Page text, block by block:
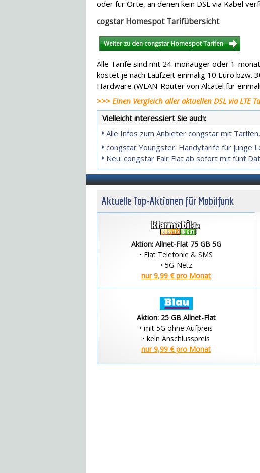
oder für Orte, an denen kein DSL via Kabel
cogstar Homespot Tarifübersicht
Weiter zu den congstar Homespot Tarifen
Alle Tarife sind mit 24-monatiger oder 1-
kostet je nach Laufzeit einmalig 10 Euro bzw.
Hardware (WLAN-Router von Alcatel für
>>> Einen Vergleich aller aktuellen DSL via LTE
Vielleicht interessiert Sie auch:
Alle Infos zum Anbieter congstar mit
congstar Youngster: Handytarife für junge
Neu: congstar Fair Flat ab sofort mit fünf
Aktuelle Top-Aktionen für Mobilfunk
Aktion: Allnet-Flat 75 GB 5G
• Flat Telefonie & SMS
• 5G-Netz
nur 9,99 € pro Monat
Aktion: 25 GB Allnet-Flat
• mit 5G ohne Aufpreis
• kein Anschlusspreis
nur 9,99 € pro Monat